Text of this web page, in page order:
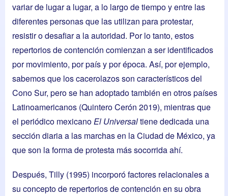
variar de lugar a lugar, a lo largo de tiempo y entre las
diferentes personas que las utilizan para protestar,
resistir o desafiar a la autoridad. Por lo tanto, estos
repertorios de contención comienzan a ser identificados
por movimiento, por país y por época. Así, por ejemplo,
sabemos que los cacerolazos son característicos del
Cono Sur, pero se han adoptado también en otros países
Latinoamericanos (Quintero Cerón 2019), mientras que
el periódico mexicanoEl Universaltiene dedicada una
sección diaria a las marchas en la Ciudad de México, ya
que son la forma de protesta más socorrida ahí.
Después, Tilly (1995) incorporó factores relacionales a
su concepto de repertorios de contención en su obra